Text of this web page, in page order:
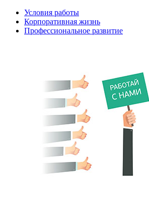
Условия работы
Корпоративная жизнь
Профессиональное развитие